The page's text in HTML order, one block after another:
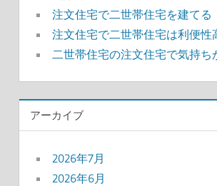
注文住宅で二世帯住宅を建てる
注文住宅で二世帯住宅は利便性
二世帯住宅の注文住宅で気持ち
アーカイブ
2026年7月
2026年6月